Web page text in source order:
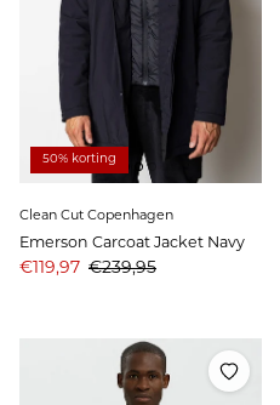
50% korting
Clean Cut Copenhagen
Emerson Carcoat Jacket Navy
Aanbiedingsprijs
€119,97 Prijs
€239,95